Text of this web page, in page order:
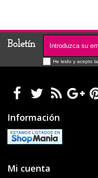
Boletín
He leido y acepto la
Información
Mi cuenta